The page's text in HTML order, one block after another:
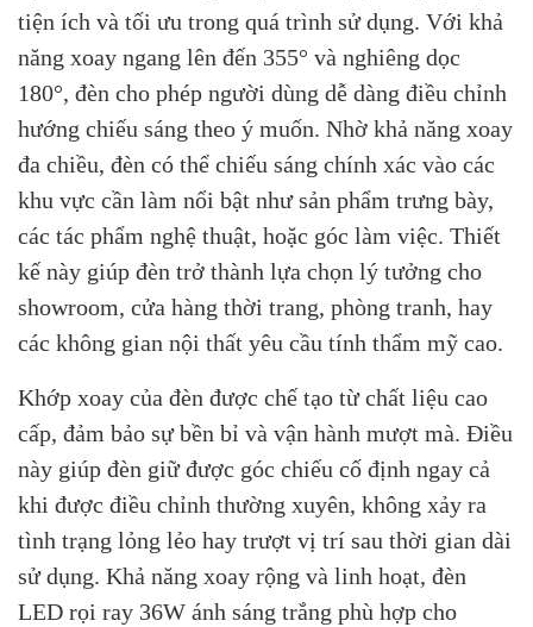
tiện ích và tối ưu trong quá trình sử dụng. Với khả
năng xoay ngang lên đến 355° và nghiêng dọc
180°, đèn cho phép người dùng dễ dàng điều chỉnh
hướng chiếu sáng theo ý muốn. Nhờ khả năng xoay
đa chiều, đèn có thể chiếu sáng chính xác vào các
khu vực cần làm nổi bật như sản phẩm trưng bày,
các tác phẩm nghệ thuật, hoặc góc làm việc. Thiết
kế này giúp đèn trở thành lựa chọn lý tưởng cho
showroom, cửa hàng thời trang, phòng tranh, hay
các không gian nội thất yêu cầu tính thẩm mỹ cao.
Khớp xoay của đèn được chế tạo từ chất liệu cao
cấp, đảm bảo sự bền bỉ và vận hành mượt mà. Điều
này giúp đèn giữ được góc chiếu cố định ngay cả
khi được điều chỉnh thường xuyên, không xảy ra
tình trạng lỏng lẻo hay trượt vị trí sau thời gian dài
sử dụng. Khả năng xoay rộng và linh hoạt, đèn
LED rọi ray 36W ánh sáng trắng phù hợp cho